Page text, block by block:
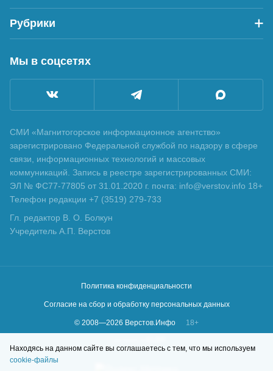
Рубрики
Мы в соцсетях
СМИ «Магнитогорское информационное агентство»
зарегистрировано Федеральной службой по надзору в сфере
связи, информационных технологий и массовых
коммуникаций. Запись в реестре зарегистрированных СМИ:
ЭЛ № ФС77-77805 от 31.01.2020 г. почта: info@verstov.info 18+
Телефон редакции +7 (3519) 279-733
Гл. редактор В. О. Болкун
Учредитель А.П. Верстов
Политика конфиденциальности
Согласие на сбор и обработку персональных данных
© 2008—2026 Верстов.Инфо
18+
Находясь на данном сайте вы соглашаетесь с тем, что мы используем
cookie-файлы